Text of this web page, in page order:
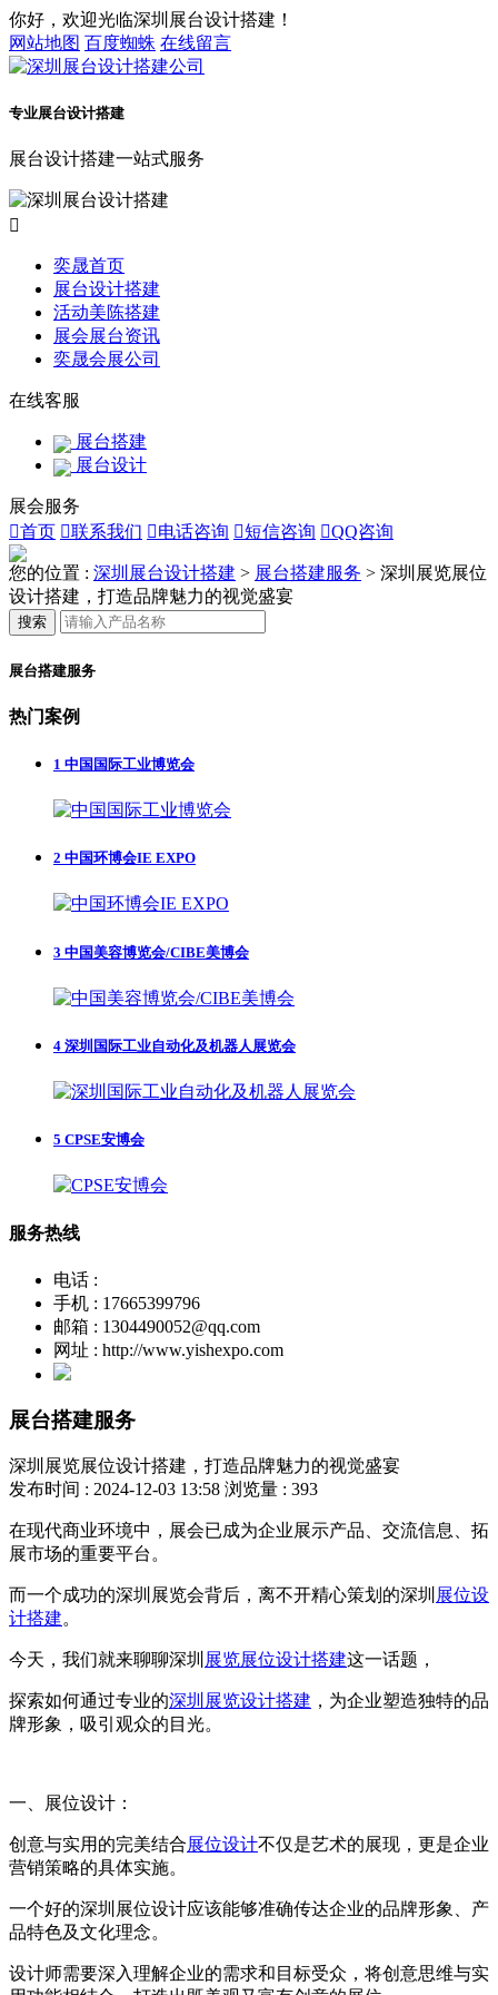
你好，欢迎光临深圳展台设计搭建！
网站地图 百度蜘蛛 在线留言
专业展台设计搭建
展台设计搭建一站式服务

奕晟首页
展台设计搭建
活动美陈搭建
展会展台资讯
奕晟会展公司
在线客服
展台搭建
展台设计
展会服务
首页 联系我们 电话咨询 短信咨询 QQ咨询
您的位置 : 深圳展台设计搭建 > 展台搭建服务 > 深圳展览展位
设计搭建，打造品牌魅力的视觉盛宴
搜索
展台搭建服务
热门案例
1 中国国际工业博览会
2 中国环博会IE EXPO
3 中国美容博览会/CIBE美博会
4 深圳国际工业自动化及机器人展览会
5 CPSE安博会
服务热线
电话 :
手机 : 17665399796
邮箱 : 1304490052@qq.com
网址 : http://www.yishexpo.com
展台搭建服务
深圳展览展位设计搭建，打造品牌魅力的视觉盛宴
发布时间 : 2024-12-03 13:58 浏览量 : 393
在现代商业环境中，展会已成为企业展示产品、交流信息、拓
展市场的重要平台。
而一个成功的深圳展览会背后，离不开精心策划的深圳 展位设
计搭建。
今天，我们就来聊聊深圳 展览展位设计搭建这一话题，
探索如何通过专业的深圳展览设计搭建 ，为企业塑造独特的品
牌形象，吸引观众的目光。
一、展位设计：
创意与实用的完美结合展位设计不仅是艺术的展现，更是企业
营销策略的具体实施。
一个好的深圳展位设计应该能够准确传达企业的品牌形象、产
品特色及文化理念。
设计师需要深入理解企业的需求和目标受众，将创意思维与实